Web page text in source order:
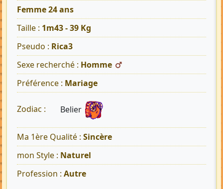
Femme 24 ans
Taille : 1m43 - 39 Kg
Pseudo : Rica3
Sexe recherché : Homme
Préférence : Mariage
Zodiac : Belier
Ma 1ère Qualité : Sincère
mon Style : Naturel
Profession : Autre